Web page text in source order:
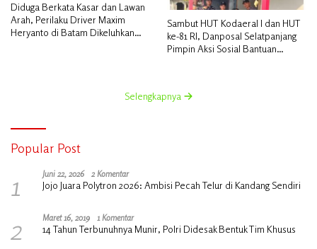
Diduga Berkata Kasar dan Lawan
Arah, Perilaku Driver Maxim
Heryanto di Batam Dikeluhkan
Sambut HUT Kodaeral I dan HUT
ke-81 RI, Danposal Selatpanjang
Pimpin Aksi Sosial Bantuan
Selengkapnya
Popular Post
1 Juni 22, 2026 2 Komentar
Jojo Juara Polytron 2026: Ambisi Pecah Telur di Kandang Sendiri
2 Maret 16, 2019 1 Komentar
14 Tahun Terbunuhnya Munir, Polri Didesak Bentuk Tim Khusus